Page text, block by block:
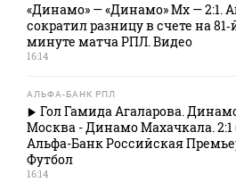
«Динамо» — «Динамо» Мх — 2:1.
сократил разницу в счете на
минуте матча РПЛ. Видео
16:14
АЛЬФА-БАНК РПЛ
Гол Гамида Агаларова.
Москва - Динамо Махачкала. 2:1
Альфа-Банк Российская
Футбол
16:14